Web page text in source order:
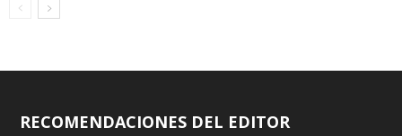
RECOMENDACIONES DEL EDITOR